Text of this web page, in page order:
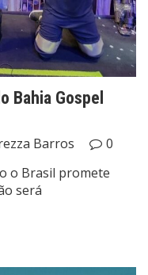
Bahia Gospel
Barros
0
o Brasil promete
será